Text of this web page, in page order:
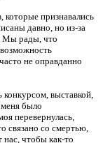
признавались
давно, но из-за
Мы рады, что
не оправданно
выставкой,
меня было
перевернулась,
связано со смертью,
чтобы как-то